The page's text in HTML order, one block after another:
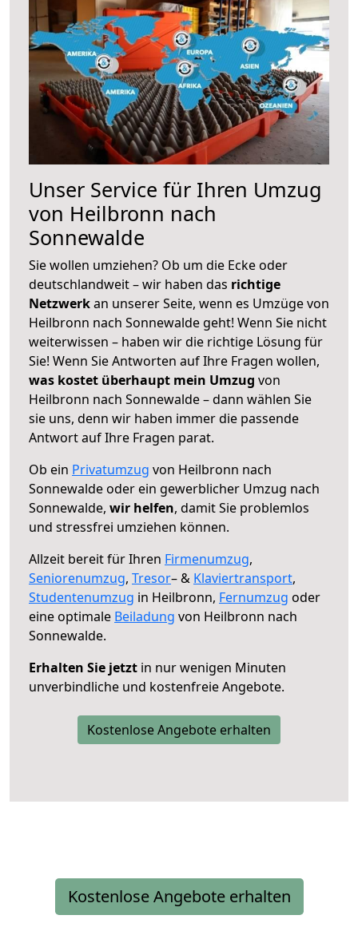
Unser Service für Ihren Umzug
von Heilbronn nach
Sonnewalde
Sie wollen umziehen? Ob um die Ecke oder
deutschlandweit – wir haben das richtige
Netzwerkan unserer Seite, wenn es Umzüge von
Heilbronn nach Sonnewalde geht! Wenn Sie nicht
weiterwissen – haben wir die richtige Lösung für
Sie! Wenn Sie Antworten auf Ihre Fragen wollen,
was kostet überhaupt mein Umzug von
Heilbronn nach Sonnewalde – dann wählen Sie
sie uns, denn wir haben immer die passende
Antwort auf Ihre Fragen parat.
Ob ein Privatumzug von Heilbronn nach
Sonnewalde oder ein gewerblicher Umzug nach
Sonnewalde, wir helfen, damit Sie problemlos
und stressfrei umziehen können.
Allzeit bereit für Ihren Firmenumzug,
Seniorenumzug, Tresor– & Klaviertransport,
Studentenumzug in Heilbronn, Fernumzug oder
eine optimale Beiladung von Heilbronn nach
Sonnewalde.
Erhalten Sie jetzt in nur wenigen Minuten
unverbindliche und kostenfreie Angebote.
Kostenlose Angebote erhalten
Kostenlose Angebote erhalten